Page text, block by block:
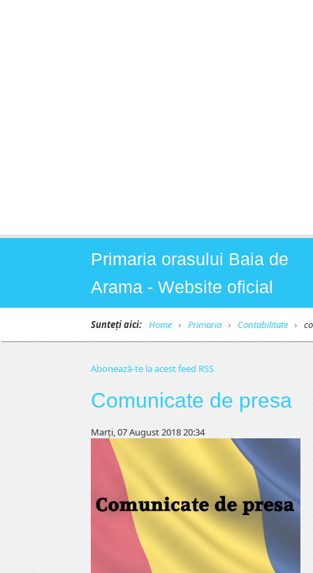
Primaria orasului Baia de
Arama - Website oficial
Sunteți aici: Home Primaria Contabilitate
Abonează-te la acest feed RSS
Comunicate de presa
Marți, 07 August 2018 20:34